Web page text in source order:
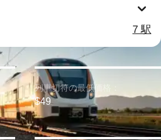
7 駅
列車切符の最低価格：
$49